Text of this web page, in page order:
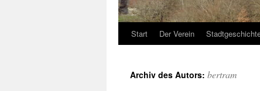
Zum
springen
Start Der Verein
Archiv des Autors: bertram